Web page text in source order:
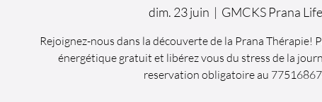
dim. 23 juin
  |
GMCKS Prana Life
Rejoignez-nous dans la découverte de la Prana Thérapie!
énergétique gratuit et libérez vous du stress de la